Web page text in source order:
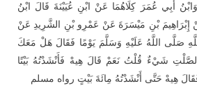
وَابْنُ أَبِي عُمَرَ كِلَاهُمَا عَنْ ابْنِ عُيَيْنَةَ قَالَ ابْنُ
إِبْرَاهِيمَ بْنِ مَيْسَرَةَ عَنْ عَمْرِو بْنِ الشَّرِيدِ عَنْ
صَلَّى اللَّهُ عَلَيْهِ وَسَلَّمَ يَوْمًا فَقَالَ هَلْ مَعَكَ
شَيْءٌ قُلْتُ نَعَمْ قَالَ هِيهْ فَأَنْشَدْتُهُ بَيْتًا
هِيهْ حَتَّى أَنْشَدْتُهُ مِائَةَ بَيْتٍ رواه مسلم